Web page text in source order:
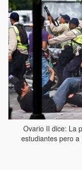
Ovario II dice: La
estudiantes pero